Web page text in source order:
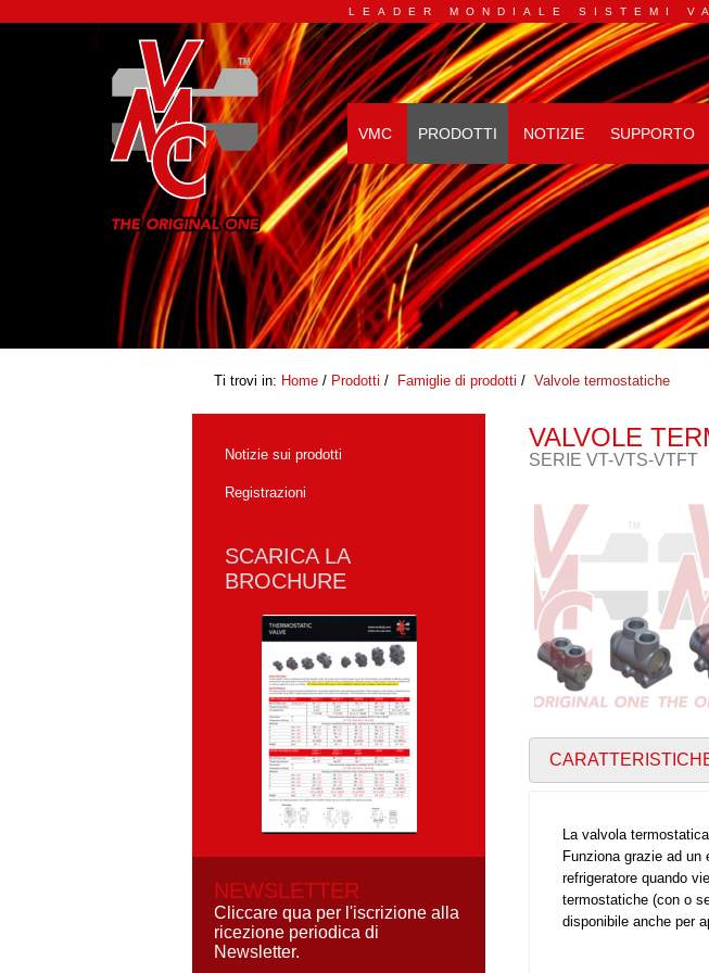
LEADER MONDIALE SISTEMI
VMC PRODOTTI NOTIZIE SUPPORTO
Ti trovi in: Home / Prodotti / Famiglie di prodotti / Valvole termostatiche
Notizie sui prodotti
Registrazioni
SCARICA LA
BROCHURE
NEWSLETTER
Cliccare qua per l'iscrizione alla
ricezione periodica di
Newsletter.
VALVOLE
SERIE VT-VTS-VTFT
La valvola
Funziona grazie ad un
refrigeratore quando
termostatiche (con o
disponibile anche per